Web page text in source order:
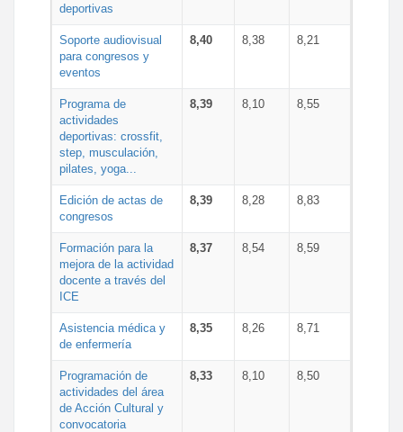
deportivas
Soporte audiovisual
para congresos y
eventos
8,40 8,38 8,21
Programa de
actividades
deportivas: crossfit,
step, musculación,
pilates, yoga...
8,39 8,10 8,55
Edición de actas de
congresos
8,39 8,28 8,83
Formación para la
mejora de la actividad
docente a través del
ICE
8,37 8,54 8,59
Asistencia médica y
de enfermería
8,35 8,26 8,71
Programación de
actividades del área
de Acción Cultural y
convocatoria
8,33 8,10 8,50